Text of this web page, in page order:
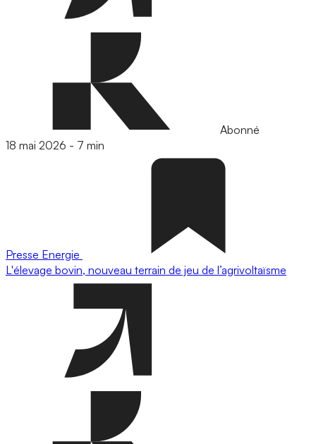
Abonné
18 mai 2026 - 7 min
Presse Energie
L'élevage bovin, nouveau terrain de jeu de l’agrivoltaïsme